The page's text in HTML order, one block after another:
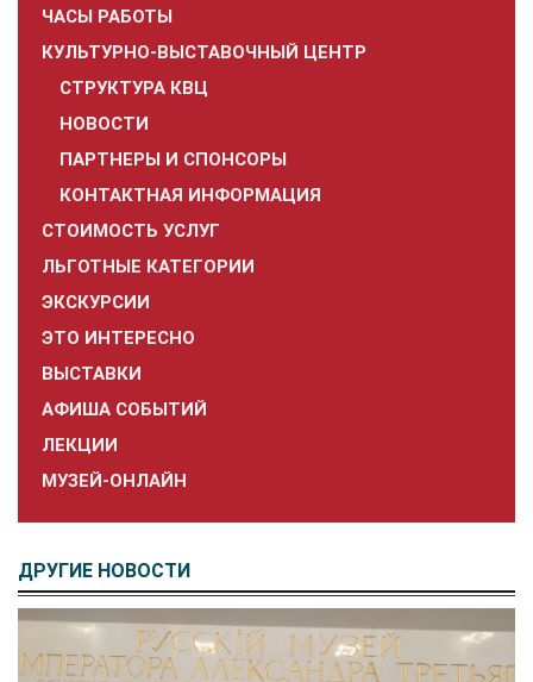
ЧАСЫ РАБОТЫ
КУЛЬТУРНО-ВЫСТАВОЧНЫЙ ЦЕНТР
СТРУКТУРА КВЦ
НОВОСТИ
ПАРТНЕРЫ И СПОНСОРЫ
КОНТАКТНАЯ ИНФОРМАЦИЯ
СТОИМОСТЬ УСЛУГ
ЛЬГОТНЫЕ КАТЕГОРИИ
ЭКСКУРСИИ
ЭТО ИНТЕРЕСНО
ВЫСТАВКИ
АФИША СОБЫТИЙ
ЛЕКЦИИ
МУЗЕЙ-ОНЛАЙН
ДРУГИЕ НОВОСТИ